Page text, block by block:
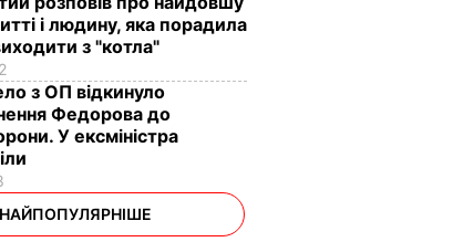
і людину, яка порадила
з "котла"
з ОП відкинуло
Федорова до
У ексміністра
НАЙПОПУЛЯРНІШЕ